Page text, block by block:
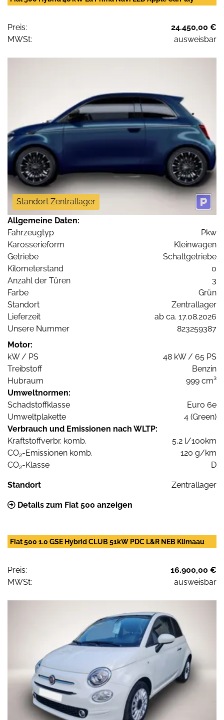
Preis:
24.450,00 €
MWSt:
ausweisbar
Standort Zentrallager
Allgemeine Daten:
Fahrzeugtyp
Pkw
Karosserieform
Kleinwagen
Getriebe
Schaltgetriebe
Kilometerstand
0
Anzahl der Türen
3
Farbe
Grün
Standort
Zentrallager
Lieferzeit
ab ca. 17.08.2026
Unsere Nummer
823259387
Motor:
kW / PS
48 kW / 65 PS
Treibstoff
Benzin
Hubraum
999 cm³
Umweltnormen:
Schadstoffklasse
Euro 6e
Umweltplakette
4 (Green)
Verbrauch und Emissionen nach WLTP:
Kraftstoffverbr. komb.
5,2 l/100km
CO2-Emissionen komb.
120 g/km
CO2-Klasse D
Standort Zentrallager
Details zum Fiat 500 anzeigen
Fiat 500 1.0 GSE Hybrid CLUB 51kW PDC L&R NEB Klimaau
Preis:
16.900,00 €
MWSt:
ausweisbar